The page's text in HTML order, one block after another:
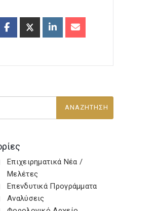
Επιχειρηματικά Νέα /
Μελέτες
Επενδυτικά Προγράμματα
Αναλύσεις